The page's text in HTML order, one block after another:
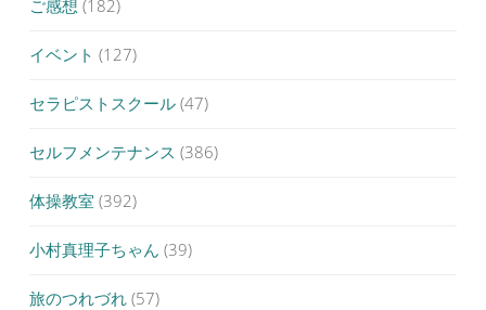
ご感想 (182)
イベント (127)
セラピストスクール (47)
セルフメンテナンス (386)
体操教室 (392)
小村真理子ちゃん (39)
旅のつれづれ (57)